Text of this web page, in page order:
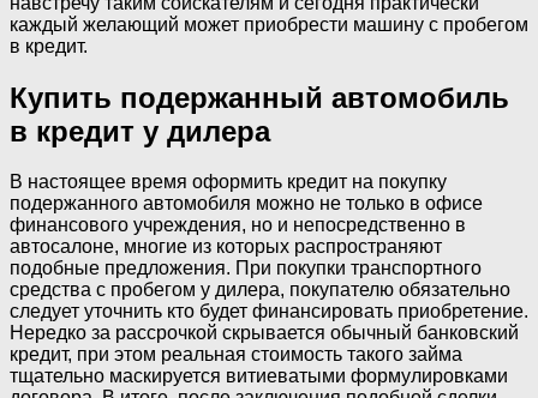
каждый желающий может приобрести машину с пробегом
в кредит.
Купить подержанный автомобиль
в кредит у дилера
В настоящее время оформить кредит на покупку
подержанного автомобиля можно не только в офисе
финансового учреждения, но и непосредственно в
автосалоне, многие из которых распространяют
подобные предложения. При покупки транспортного
средства с пробегом у дилера, покупателю обязательно
следует уточнить кто будет финансировать приобретение.
Нередко за рассрочкой скрывается обычный банковский
кредит, при этом реальная стоимость такого займа
тщательно маскируется витиеватыми формулировками